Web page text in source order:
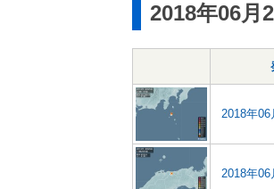
2018年06月
2018年06
2018年06